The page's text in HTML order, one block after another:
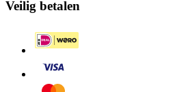
Veilig betalen